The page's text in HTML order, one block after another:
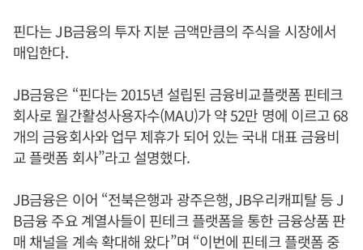
핀다는 JB금융의 투자 지분 금액만큼의 주식을 시장에서
매입한다.
JB금융은 “핀다는 2015년 설립된 금융비교플랫폼 핀테크
회사로 월간활성사용자수(MAU)가 약 52만 명에 이르고 68
개의 금융회사와 업무 제휴가 되어 있는 국내 대표 금융비
교 플랫폼 회사”라고 설명했다.
JB금융은 이어 “전북은행과 광주은행, JB우리캐피탈 등 J
B금융 주요 계열사들이 핀테크 플랫폼을 통한 금융상품 판
매 채널을 계속 확대해 왔다”며 “이번에 핀테크 플랫폼 중